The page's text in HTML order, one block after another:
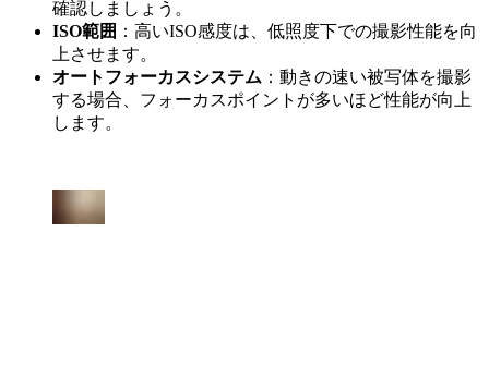
確認しましょう。
ISO範囲 ：高いISO感度は、低照度下での撮影性能を向
上させます。
オートフォーカスシステム ：動きの速い被写体を撮影
する場合、フォーカスポイントが多いほど性能が向上
します。